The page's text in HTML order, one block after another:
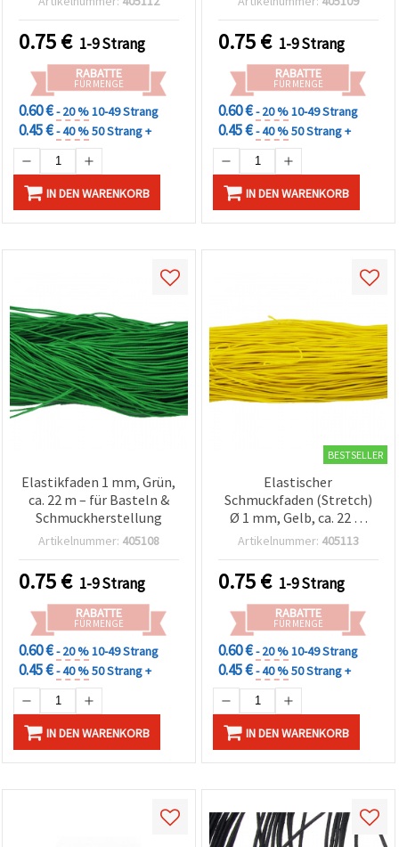
0.75€ 1-9 Strang
RABATTE
FÜR MENGE
0.60 €- 20 %10-49 Strang
0.45 €- 40 %50 Strang +
IN DEN WARENKORB
Perlenfädeln & DIY-
Bastelprojekte
0.75€ 1-9 Strang
RABATTE
FÜR MENGE
0.60 €- 20 %10-49 Strang
0.45 €- 40 %50 Strang +
IN DEN WARENKORB
Elastikfaden 1 mm, Grün,
ca. 22 m – für Basteln &
Schmuckherstellung
Artikelnummer: 405108
0.75€ 1-9 Strang
RABATTE
FÜR MENGE
0.60 €- 20 %10-49 Strang
0.45 €- 40 %50 Strang +
IN DEN WARENKORB
BESTSELLER
Elastischer
Schmuckfaden (Stretch)
Ø 1 mm, Gelb, ca. 22 m
Rolle – für Armbänder,
DIY-Basteln
Artikelnummer: 405113
0.75€ 1-9 Strang
RABATTE
FÜR MENGE
0.60 €- 20 %10-49 Strang
0.45 €- 40 %50 Strang +
IN DEN WARENKORB